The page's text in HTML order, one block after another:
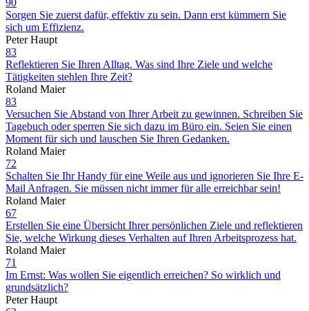
Sorgen Sie zuerst dafür, effektiv zu sein. Dann erst kümmern Sie
sich um Effizienz.
Peter Haupt
83
Reflektieren Sie Ihren Alltag. Was sind Ihre Ziele und welche
Tätigkeiten stehlen Ihre Zeit?
Roland Maier
83
Versuchen Sie Abstand von Ihrer Arbeit zu gewinnen. Schreiben Sie
Tagebuch oder sperren Sie sich dazu im Büro ein. Seien Sie einen
Moment für sich und lauschen Sie Ihren Gedanken.
Roland Maier
72
Schalten Sie Ihr Handy für eine Weile aus und ignorieren Sie Ihre E-
Mail Anfragen. Sie müssen nicht immer für alle erreichbar sein!
Roland Maier
67
Erstellen Sie eine Übersicht Ihrer persönlichen Ziele und reflektieren
Sie, welche Wirkung dieses Verhalten auf Ihren Arbeitsprozess hat.
Roland Maier
71
Im Ernst: Was wollen Sie eigentlich erreichen? So wirklich und
grundsätzlich?
Peter Haupt